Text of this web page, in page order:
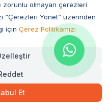
Sorular
/ KOCAELİ
zorunlu olmayan çerezleri
“Çerezleri Yönet” üzerinden
için Çerez Politikamızı
Et